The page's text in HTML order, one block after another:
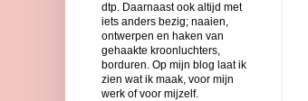
dtp. Daarnaast ook altijd met
iets anders bezig; naaien,
ontwerpen en haken van
gehaakte kroonluchters,
borduren. Op mijn blog laat ik
zien wat ik maak, voor mijn
werk of voor mijzelf.